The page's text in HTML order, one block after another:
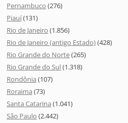
Pernambuco (276)
Piauí(131)
Rio de Janeiro (1.856)
Rio de Janeiro (antigo Estado)(428)
Rio Grande do Norte(265)
Rio Grande do Sul(1.318)
Rondônia (107)
Roraima (73)
Santa Catarina (1.041)
São Paulo (2.442)